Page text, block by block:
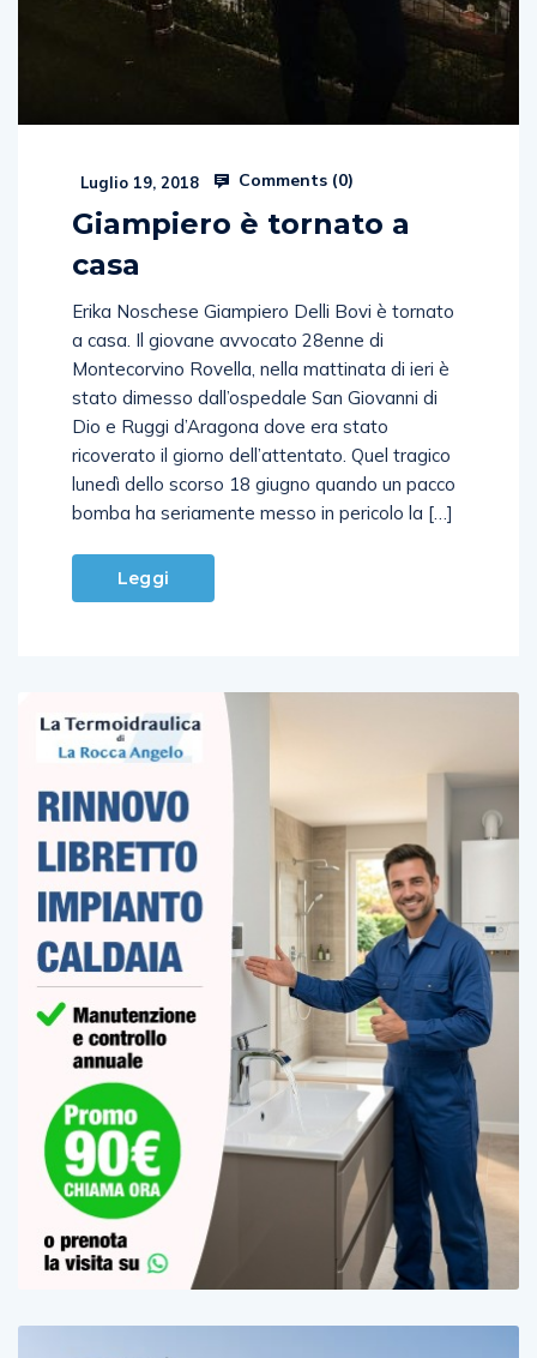
Luglio 19, 2018 Comments (0)
Giampiero è tornato a
casa
Erika Noschese Giampiero Delli Bovi è tornato
a casa. Il giovane avvocato 28enne di
Montecorvino Rovella, nella mattinata di ieri è
stato dimesso dall’ospedale San Giovanni di
Dio e Ruggi d’Aragona dove era stato
ricoverato il giorno dell’attentato. Quel tragico
lunedì dello scorso 18 giugno quando un pacco
bomba ha seriamente messo in pericolo la […]
Leggi